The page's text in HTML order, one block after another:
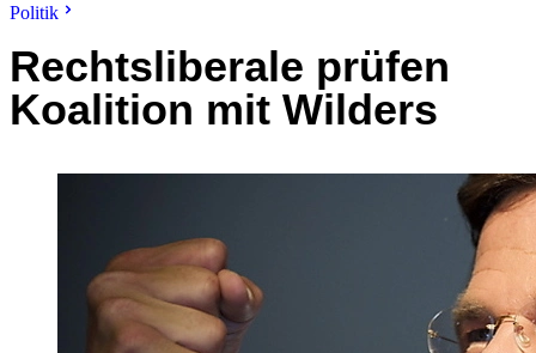
Politik
Rechtsliberale prüfen
Koalition mit Wilders